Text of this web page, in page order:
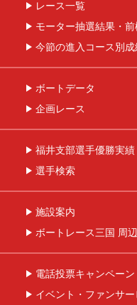
レース一覧
モーター抽選結果・
今節の進入コース別
ボートデータ
企画レース
福井支部選手優勝実績
選手検索
施設案内
ボートレース三国 周
電話投票キャンペーン
イベント・ファンサー